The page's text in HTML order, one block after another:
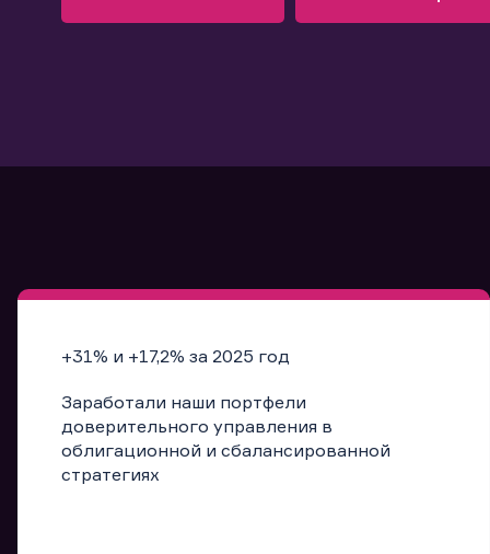
+31% и +17,2% за 2025 год
Заработали наши портфели
доверительного управления в
облигационной и сбалансированной
стратегиях